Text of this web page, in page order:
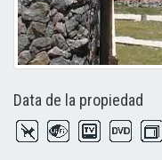
Data de la propiedad